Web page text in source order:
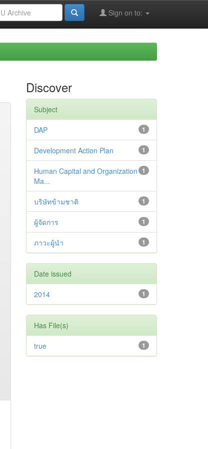
Sign on to:
Discover
Subject
1
DAP
1
Development Action Plan
1
Human Capital and Organization
Ma...
1
บริษัทข้ามชาติ
1
ผู้จัดการ
1
ภาวะผู้นำ
Date issued
1
2014
Has File(s)
1
true